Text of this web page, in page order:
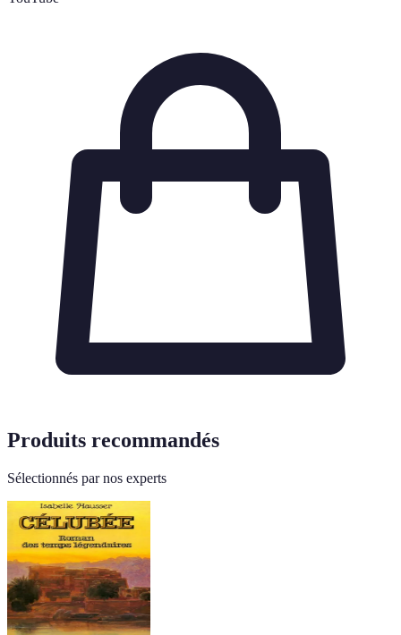
Produits recommandés
Sélectionnés par nos experts